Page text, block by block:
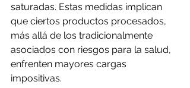
saturadas. Estas medidas implican
que ciertos productos procesados,
más allá de los tradicionalmente
asociados con riesgos para la salud,
enfrenten mayores cargas
impositivas.